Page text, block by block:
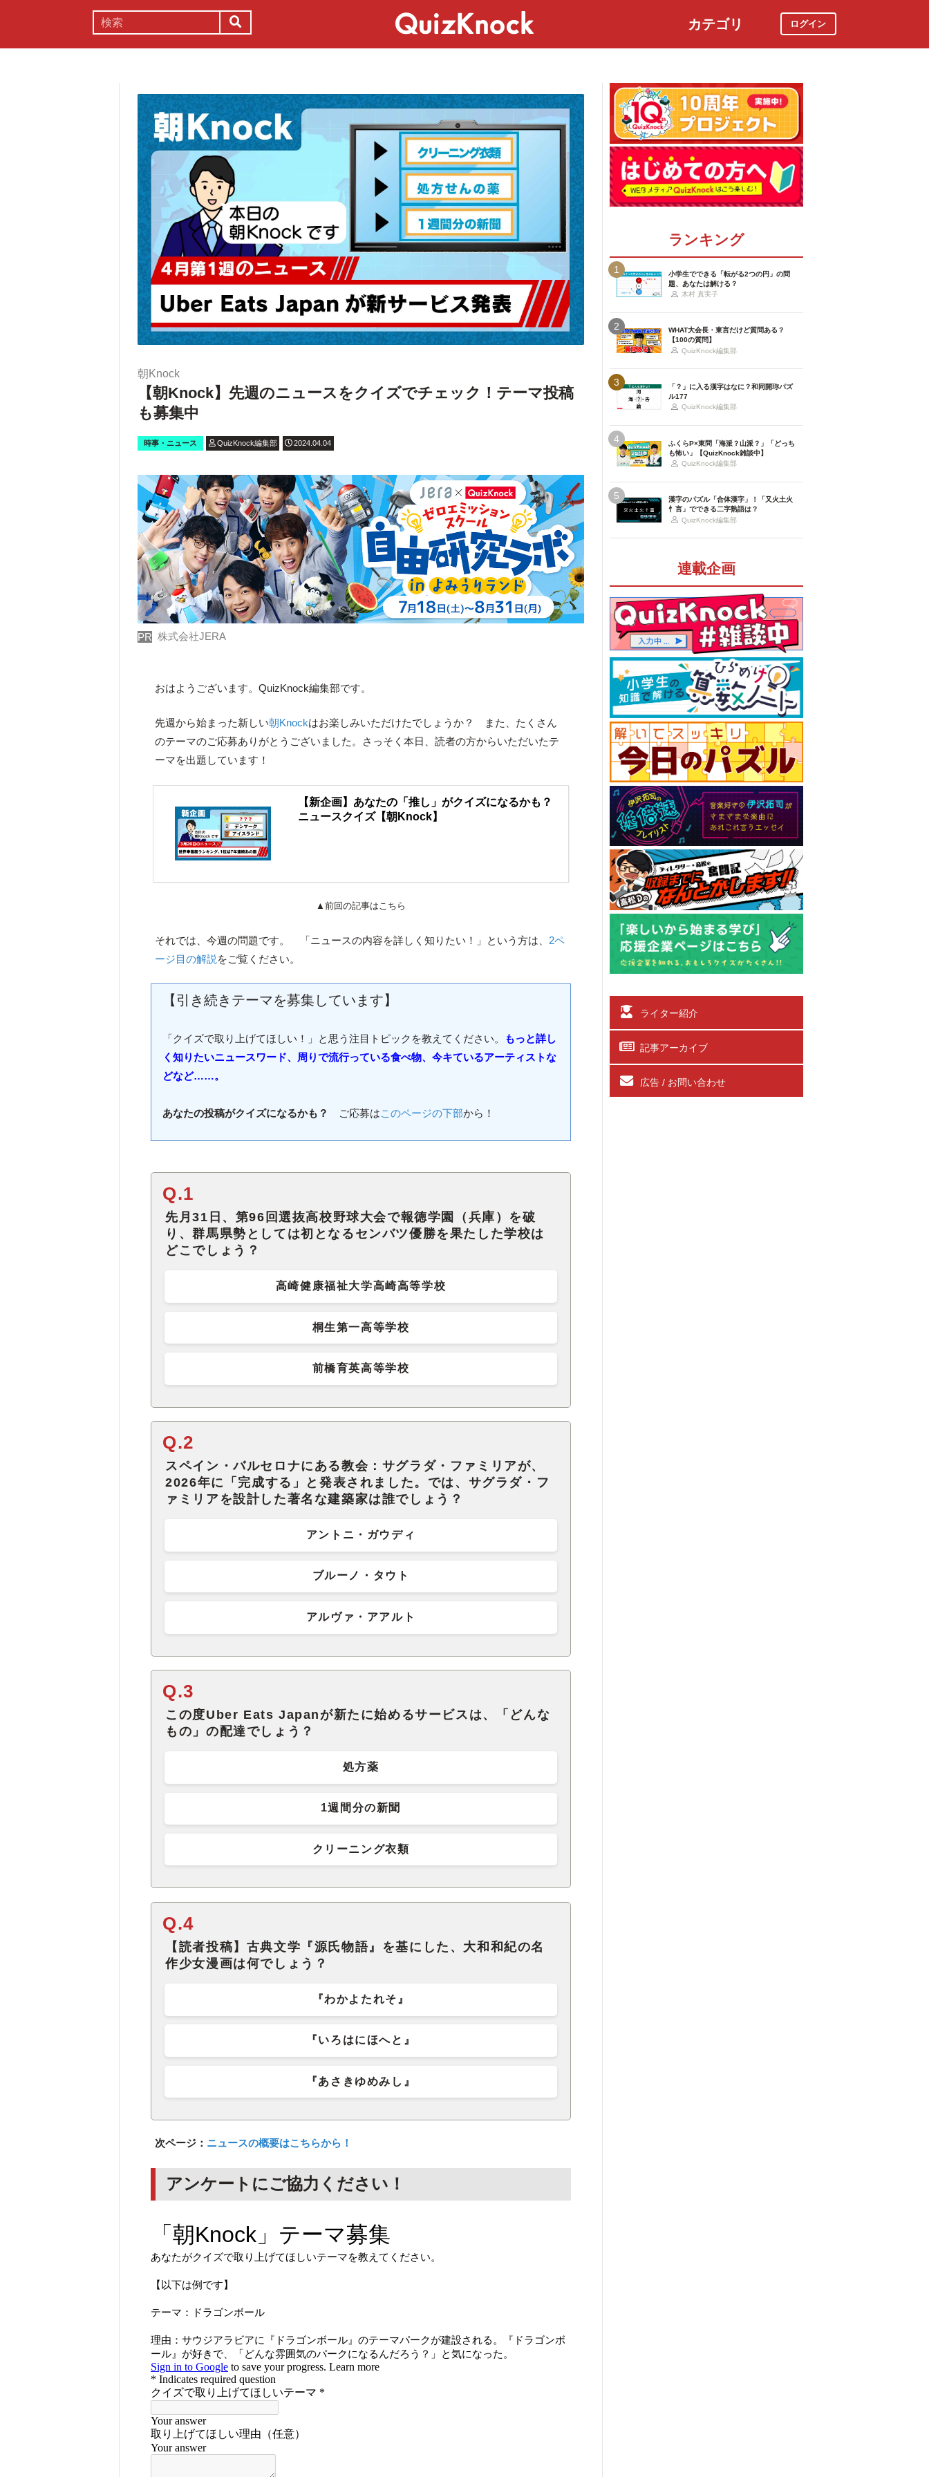
カテゴリ ログイン
朝Knock
【朝Knock】先週のニュースをクイズでチェック！テーマ投稿
も募集中
時事・ニュース QuizKnock編集部 2024.04.04
PR 株式会社JERA
おはようございます。QuizKnock編集部です。
先週から始まった新しい朝Knockはお楽しみいただけたでしょうか？ また、たくさん
のテーマのご応募ありがとうございました。さっそく本日、読者の方からいただいたテ
ーマを出題しています！
【新企画】あなたの「推し」がクイズになるかも？
ニュースクイズ【朝Knock】
▲前回の記事はこちら
それでは、今週の問題です。 「ニュースの内容を詳しく知りたい！」という方は、 2ペ
ージ目の解説 をご覧ください。
【引き続きテーマを募集しています】
「クイズで取り上げてほしい！」と思う注目トピックを教えてください。
もっと詳し
く知りたいニュースワード、周りで流行っている食べ物、今キているアーティストな
どなど……。
あなたの投稿がクイズになるかも？ ご応募はこのページの下部から！
Q.1
先月31日、第96回選抜高校野球大会で報徳学園（兵庫）を破
り、群馬県勢としては初となるセンバツ優勝を果たした学校は
どこでしょう？
高崎健康福祉大学高崎高等学校
桐生第一高等学校
前橋育英高等学校
Q.2
スペイン・バルセロナにある教会：サグラダ・ファミリアが、
2026年に「完成する」と発表されました。では、サグラダ・フ
ァミリアを設計した著名な建築家は誰でしょう？
アントニ・ガウディ
ブルーノ・タウト
アルヴァ・アアルト
Q.3
この度Uber Eats Japanが新たに始めるサービスは、「どんな
もの」の配達でしょう？
処方薬
1週間分の新聞
クリーニング衣類
Q.4
【読者投稿】古典文学『源氏物語』を基にした、大和和紀の名
作少女漫画は何でしょう？
『わかよたれそ』
『いろはにほへと』
『あさきゆめみし』
次ページ： ニュースの概要はこちらから！
アンケートにご協力ください！
ランキング
1
小学生でできる「転がる2つの円」の問
題、あなたは解ける？
木村 真実子
2
WHAT大会長・東言だけど質問ある？
【100の質問】
QuizKnock編集部
3
「？」に入る漢字はなに？和同開珎パズ
ル177
QuizKnock編集部
4
ふくらP×東問「海派？山派？」「どっち
も怖い」【QuizKnock雑談中】
QuizKnock編集部
5
漢字のパズル「合体漢字」！「又火土火
忄言」でできる二字熟語は？
QuizKnock編集部
連載企画
ライター紹介
記事アーカイブ
広告 / お問い合わせ